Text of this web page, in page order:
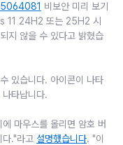
비보안 미리 보기
11 24H2 또는 25H2 시
지 않을 수 있다고 밝혔습
있습니다. 아이콘이 나타
타납니다.
마우스를 올리면 암호 버
다."라고 설명했습니다. "이